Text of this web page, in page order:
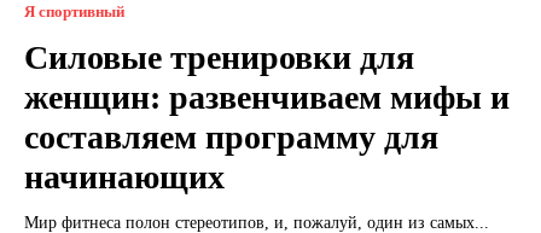
Я спортивный
Силовые тренировки для
женщин: развенчиваем мифы и
составляем программу для
начинающих
Мир фитнеса полон стереотипов, и, пожалуй, один из самых...